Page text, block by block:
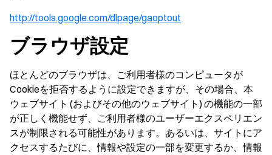
http://tools.google.com/dlpage/gaoptout
ブラウザ設定
ほとんどのブラウザは、ご利用者様のコンピュータが
Cookieを拒否するように設定できますが、その場合、本
ウェブサイト (およびその他のウェブサイト) の機能の一部
が正しく機能せず、ご利用者様のユーザーエクスペリエン
スが制限される可能性があります。あるいは、サイトにア
クセスするたびに、情報や設定の一部を変更するか、情報